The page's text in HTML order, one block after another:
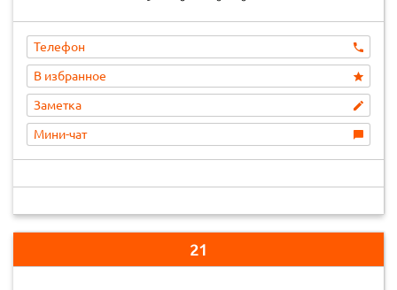
Телефон
В избранное
Заметка
Мини-чат
21